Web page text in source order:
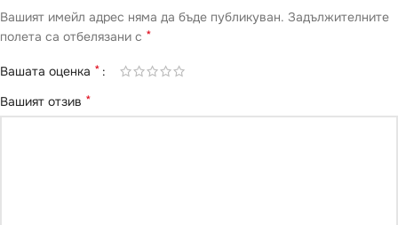
Вашият имейл адрес няма да бъде публикуван. Задължителните
полета са отбелязани с *
Вашата оценка *
Вашият отзив *